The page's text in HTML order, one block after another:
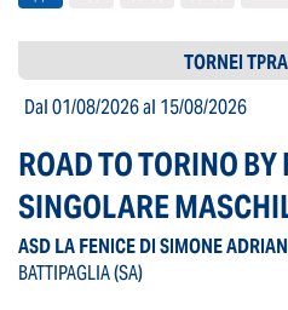
TORNEI
Dal 01/08/2026al 15/08/2026
ROAD TO TORINO
SINGOLARE
ASD LA FENICE DI SIMONE
BATTIPAGLIA(SA)